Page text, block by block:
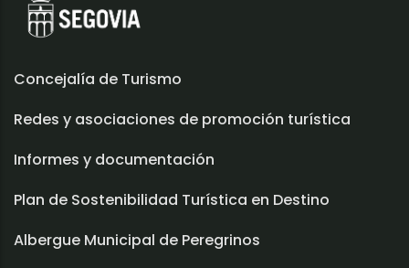
Concejalía de Turismo
Redes y asociaciones de promoción turística
Informes y documentación
Plan de Sostenibilidad Turística en Destino
Albergue Municipal de Peregrinos